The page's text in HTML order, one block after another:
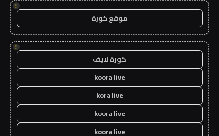
!
موقع كورة
!
كورة لايف
koora live
kora live
koora live
koora live